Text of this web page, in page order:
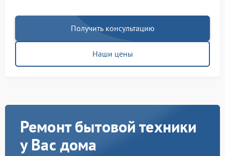
Получить консультацию
Наши цены
Ремонт бытовой техники
у Вас дома